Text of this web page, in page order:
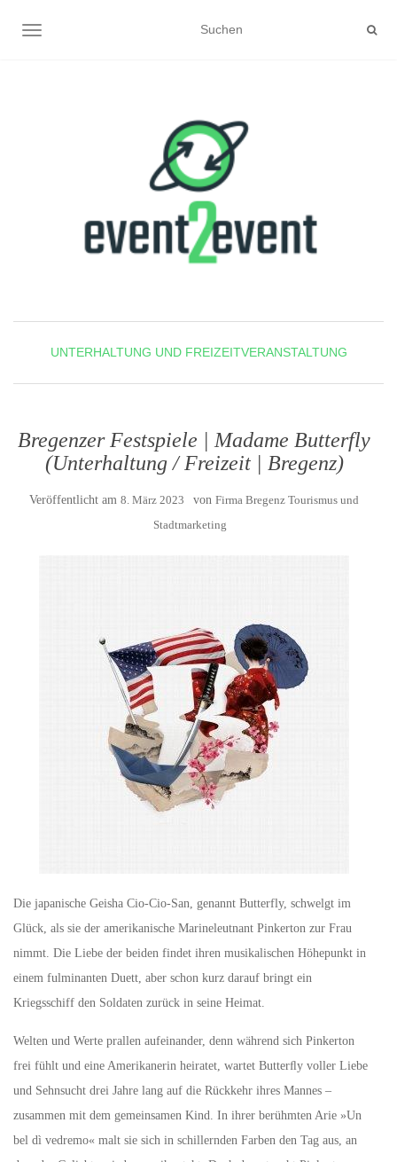
NAVIGATION UMSCHALTEN
UNTERHALTUNG UND FREIZEITVERANSTALTUNG
Bregenzer Festspiele | Madame Butterfly
(Unterhaltung / Freizeit | Bregenz)
Veröffentlicht am 8. März 2023 von Firma Bregenz Tourismus und
Stadtmarketing
Die japanische Geisha Cio-Cio-San, genannt Butterfly, schwelgt im
Glück, als sie der amerikanische Marineleutnant Pinkerton zur Frau
nimmt. Die Liebe der beiden findet ihren musikalischen Höhepunkt in
einem fulminanten Duett, aber schon kurz darauf bringt ein
Kriegsschiff den Soldaten zurück in seine Heimat.
Welten und Werte prallen aufeinander, denn während sich Pinkerton
frei fühlt und eine Amerikanerin heiratet, wartet Butterﬂy voller Liebe
und Sehnsucht drei Jahre lang auf die Rückkehr ihres Mannes –
zusammen mit dem gemeinsamen Kind. In ihrer berühmten Arie »Un
bel dì vedremo« malt sie sich in schillernden Farben den Tag aus, an